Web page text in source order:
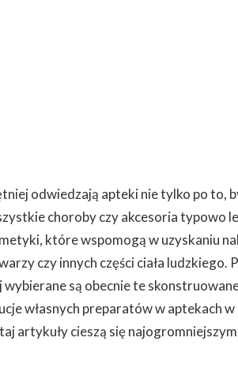
odwiedzają apteki nie tylko po to,
choroby czy akcesoria typowo
które wspomogą w uzyskaniu
czy innych części ciała ludzkiego.
są obecnie te
własnych preparatów w aptekach w
artykuły cieszą się